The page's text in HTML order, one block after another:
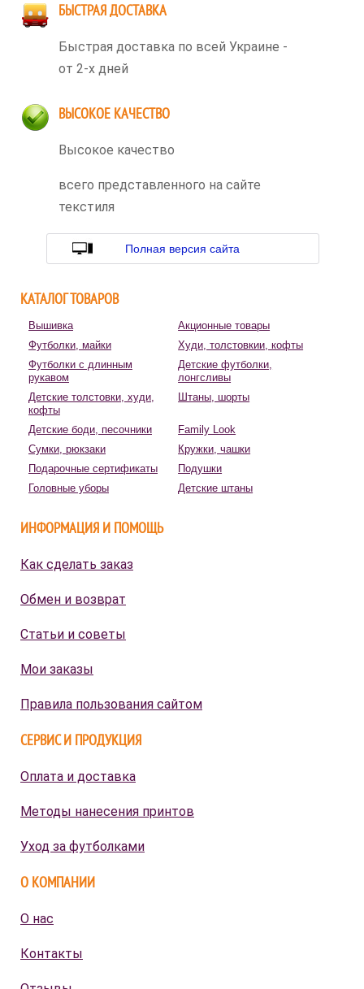
БЫСТРАЯ ДОСТАВКА
Быстрая доставка по всей Украине -
от 2-х дней
ВЫСОКОЕ КАЧЕСТВО
Высокое качество
всего представленного на сайте
текстиля
Полная версия сайта
КАТАЛОГ ТОВАРОВ
Вышивка
Акционные товары
Футболки, майки
Худи, толстовкии, кофты
Футболки с длинным
рукавом
Детские футболки,
лонгсливы
Детские толстовки, худи,
кофты
Штаны, шорты
Детские боди, песочники
Family Look
Сумки, рюкзаки
Кружки, чашки
Подарочные сертификаты
Подушки
Головные уборы
Детские штаны
ИНФОРМАЦИЯ И ПОМОЩЬ
Как сделать заказ
Обмен и возврат
Статьи и советы
Мои заказы
Правила пользования сайтом
СЕРВИС И ПРОДУКЦИЯ
Оплата и доставка
Методы нанесения принтов
Уход за футболками
О КОМПАНИИ
О нас
Контакты